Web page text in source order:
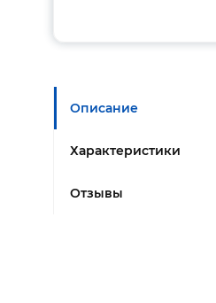
Описание
Характеристики
Отзывы